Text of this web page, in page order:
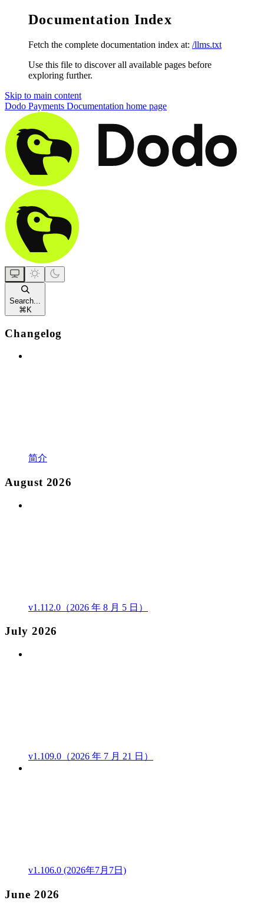
Documentation Index
Fetch the complete documentation index at: /llms.txt
Use this file to discover all available pages before
exploring further.
Skip to main content
Dodo Payments Documentation home page
Search...
⌘ K
Changelog
简介
August 2026
v1.112.0（2026 年 8 月 5 日）
July 2026
v1.109.0（2026 年 7 月 21 日）
v1.106.0 (2026年7月7日)
June 2026